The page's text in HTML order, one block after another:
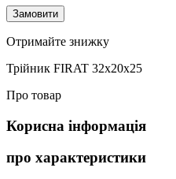
Замовити
Отримайте знижку
Трійник FIRAT 32х20х25
Про товар
Корисна інформація
про характеристики